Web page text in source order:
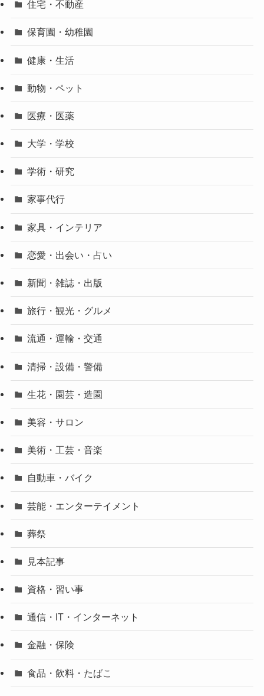
住宅・不動産
保育園・幼稚園
健康・生活
動物・ペット
医療・医薬
大学・学校
学術・研究
家事代行
家具・インテリア
恋愛・出会い・占い
新聞・雑誌・出版
旅行・観光・グルメ
流通・運輸・交通
清掃・設備・警備
生花・園芸・造園
美容・サロン
美術・工芸・音楽
自動車・バイク
芸能・エンターテイメント
葬祭
見本記事
資格・習い事
通信・IT・インターネット
金融・保険
食品・飲料・たばこ